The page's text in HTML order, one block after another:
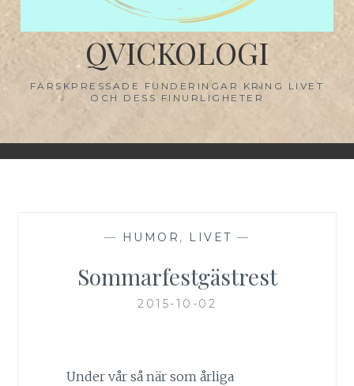
QVICKOLOGI
FÄRSKPRESSADE FUNDERINGAR KRING LIVET
OCH DESS FINURLIGHETER
— HUMOR , LIVET —
Sommarfestgästrest
2015-10-02
Under vår så när som årliga